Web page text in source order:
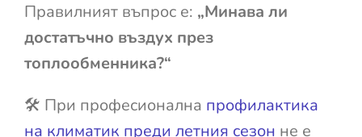
Правилният въпрос е: „Минава ли
достатъчно въздух през
топлообменника?“
🛠️ При професионална профилактика
на климатик преди летния сезон не е